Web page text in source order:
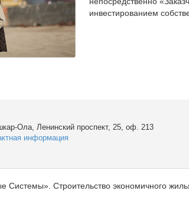
инвестированием
Ола, Ленинский проспект, 25, оф. 213
информация
Строительство экономичного